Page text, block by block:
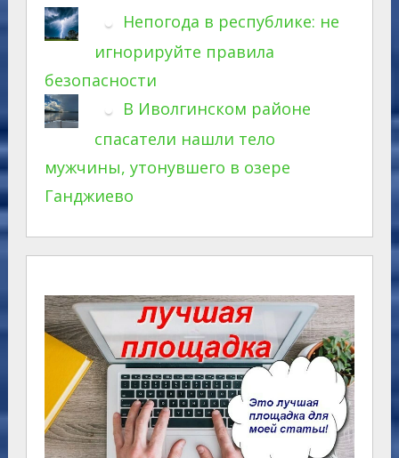
Непогода в республике: не
игнорируйте правила
безопасности
В Иволгинском районе
спасатели нашли тело
мужчины, утонувшего в озере
Ганджиево